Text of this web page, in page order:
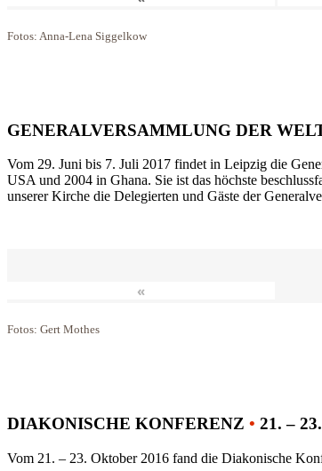
Fotos: Anna-Lena Siggelkow
GENERALVERSAMMLUNG DER
Vom 29. Juni bis 7. Juli 2017 findet in Leipzig die
USA und 2004 in Ghana. Sie ist das höchste
unserer Kirche die Delegierten und Gäste der
«
Fotos: Gert Mothes
DIAKONISCHE KONFERENZ • 21. –
Vom 21. – 23. Oktober 2016 fand die Diakonische